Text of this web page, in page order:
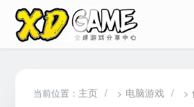
当前位置： 主页 / > 电脑游戏 / >